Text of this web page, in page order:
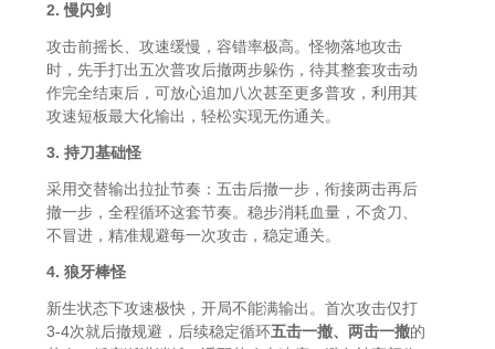
2. 慢闪剑
攻击前摇长、攻速缓慢，容错率极高。怪物落地攻击
时，先手打出五次普攻后撤两步躲伤，待其整套攻击动
作完全结束后，可放心追加八次甚至更多普攻，利用其
攻速短板最大化输出，轻松实现无伤通关。
3. 持刀基础怪
采用交替输出拉扯节奏：五击后撤一步，衔接两击再后
撤一步，全程循环这套节奏。稳步消耗血量，不贪刀、
不冒进，精准规避每一次攻击，稳定通关。
4. 狼牙棒怪
新生状态下攻速极快，开局不能满输出。首次攻击仅打
3-4次就后撤规避，后续稳定循环五击一撤、两击一撤的